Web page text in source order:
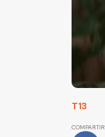
T13
COMPARTIR